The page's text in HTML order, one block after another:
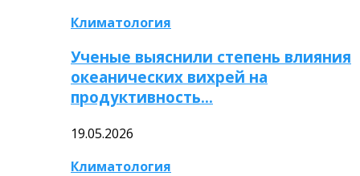
Климатология
Ученые выяснили степень влияния
океанических вихрей на
продуктивность…
19.05.2026
Климатология